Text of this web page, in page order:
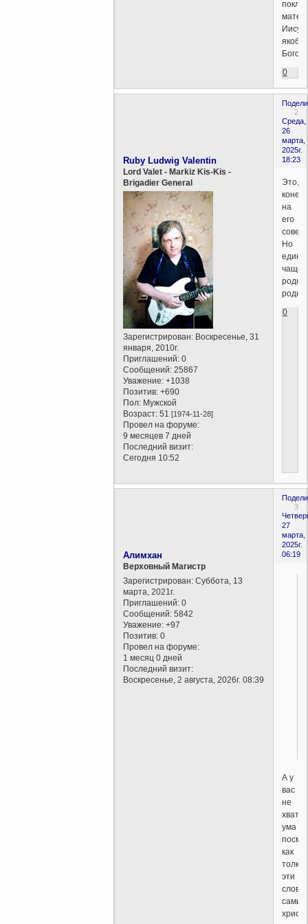
якобы
0
2
Среда,
26
марта,
2025г.
18:23
Ruby Ludwig Valentin
Lord Valet - Markiz Kis-Kis -
Brigadier General
Зарегистрирован: Воскресенье, 31
января, 2010г.
Приглашений: 0
Сообщений: 25867
Уважение: +1038
Позитив: +690
Пол: Мужской
Возраст: 51[1974-11-28]
Провел на форуме:
9 месяцев 7 дней
Последний визит:
Сегодня 10:52
Это,
на
его
Но
чаще
0
3
27
марта,
2025г.
06:19
Алимхан
Верховный Магистр
Зарегистрирован: Суббота, 13
марта, 2021г.
Приглашений: 0
Сообщений: 5842
Уважение: +97
Позитив: 0
Провел на форуме:
1 месяц 0 дней
Последний визит:
Воскресенье, 2 августа, 2026г. 08:39
А у
вас
не
ума
как
эти
слова
сами